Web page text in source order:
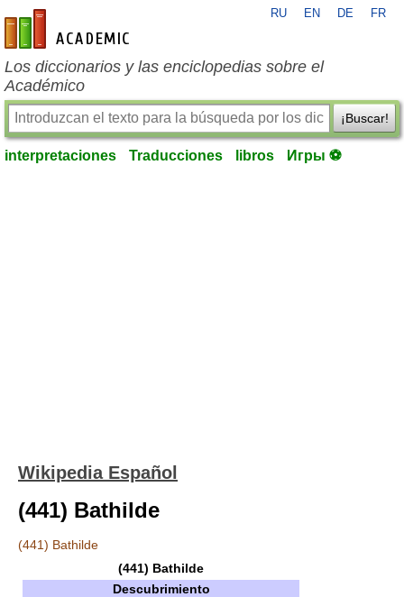
es-academic.com
RU EN DE FR
Los diccionarios y las enciclopedias sobre el
Académico
¡Buscar!
interpretaciones Traducciones libros Игры ⚽
Wikipedia Español
(441) Bathilde
(441) Bathilde
(441) Bathilde
Descubrimiento